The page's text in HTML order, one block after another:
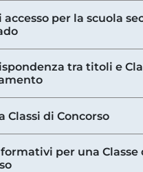
per la scuola
tra titoli e
Classi di Concorso
per una Classe